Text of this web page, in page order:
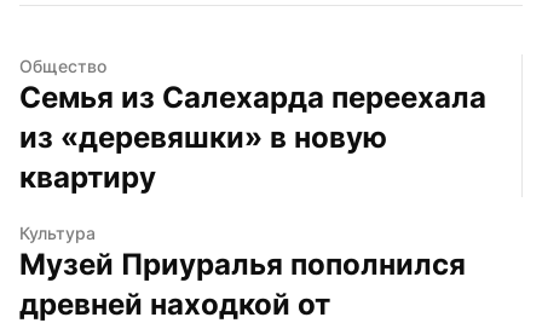
Общество
Семья из Салехарда переехала
из «деревяшки» в новую
квартиру
Культура
Музей Приуралья пополнился
древней находкой от